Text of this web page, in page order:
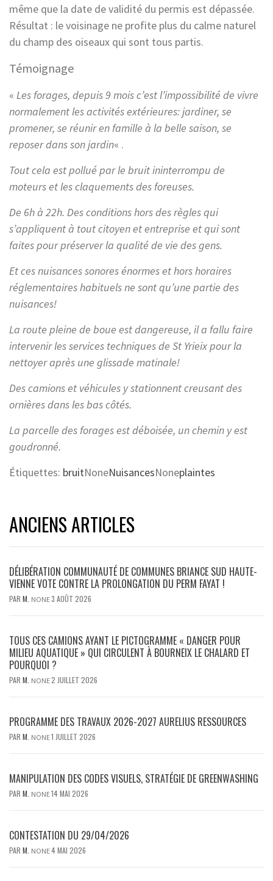
même que la date de validité du permis est dépassée.
Résultat : le voisinage ne profite plus du calme naturel
du champ des oiseaux qui sont tous partis.
Témoignage
« Les forages, depuis 9 mois c’est l’impossibilité de vivre
normalement les activités extérieures: jardiner, se
promener, se réunir en famille à la belle saison, se
reposer dans son jardin« .
Tout cela est pollué par le bruit ininterrompu de
moteurs et les claquements des foreuses.
De 6h à 22h. Des conditions hors des règles qui
s’appliquent à tout citoyen et entreprise et qui sont
faites pour préserver la qualité de vie des gens.
Et ces nuisances sonores énormes et hors horaires
réglementaires habituels ne sont qu’une partie des
nuisances!
La route pleine de boue est dangereuse, il a fallu faire
intervenir les services techniques de St Yrieix pour la
nettoyer après une glissade matinale!
Des camions et véhicules y stationnent creusant des
ornières dans les bas côtés.
La parcelle des forages est déboisée, un chemin y est
goudronné.
Étiquettes: bruitNoneNuisancesNoneplaintes
ANCIENS ARTICLES
DÉLIBÉRATION COMMUNAUTÉ DE COMMUNES BRIANCE SUD HAUTE-
VIENNE VOTE CONTRE LA PROLONGATION DU PERM FAYAT !
PAR M. NONE3 AOÛT 2026
TOUS CES CAMIONS AYANT LE PICTOGRAMME « DANGER POUR
MILIEU AQUATIQUE » QUI CIRCULENT À BOURNEIX LE CHALARD ET
POURQUOI ?
PAR M. NONE2 JUILLET 2026
PROGRAMME DES TRAVAUX 2026-2027 AURELIUS RESSOURCES
PAR M. NONE1 JUILLET 2026
MANIPULATION DES CODES VISUELS, STRATÉGIE DE GREENWASHING
PAR M. NONE14 MAI 2026
CONTESTATION DU 29/04/2026
PAR M. NONE4 MAI 2026